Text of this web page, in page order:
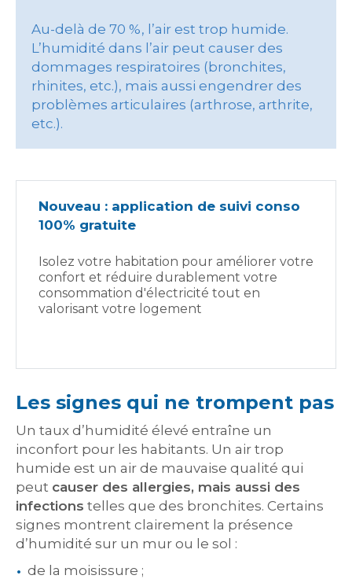
Au-delà de 70 %, l’air est trop humide.
L’humidité dans l’air peut causer des
dommages respiratoires (bronchites,
rhinites, etc.), mais aussi engendrer des
problèmes articulaires (arthrose, arthrite,
etc.).
Nouveau : application de suivi conso
100% gratuite
Isolez votre habitation pour améliorer votre
confort et réduire durablement votre
consommation d'électricité tout en
valorisant votre logement
Les signes qui ne trompent pas
Un taux d’humidité élevé entraîne un
inconfort pour les habitants. Un air trop
humide est un air de mauvaise qualité qui
peut causer des allergies, mais aussi des
infections telles que des bronchites. Certains
signes montrent clairement la présence
d’humidité sur un mur ou le sol :
de la moisissure ;